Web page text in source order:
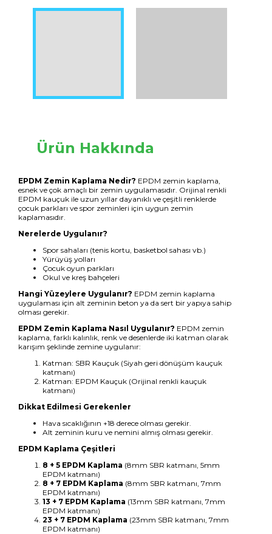
Ürün Hakkında
EPDM Zemin Kaplama Nedir? EPDM zemin kaplama,
esnek ve çok amaçlı bir zemin uygulamasıdır. Orijinal renkli
EPDM kauçuk ile uzun yıllar dayanıklı ve çeşitli renklerde
çocuk parkları ve spor zeminleri için uygun zemin
kaplamasıdır.
Nerelerde Uygulanır?
Spor sahaları (tenis kortu, basketbol sahası vb.)
Yürüyüş yolları
Çocuk oyun parkları
Okul ve kreş bahçeleri
Hangi Yüzeylere Uygulanır? EPDM zemin kaplama
uygulaması için alt zeminin beton ya da sert bir yapıya sahip
olması gerekir.
EPDM Zemin Kaplama Nasıl Uygulanır? EPDM zemin
kaplama, farklı kalınlık, renk ve desenlerde iki katman olarak
karışım şeklinde zemine uygulanır:
Katman: SBR Kauçuk (Siyah geri dönüşüm kauçuk
katmanı)
Katman: EPDM Kauçuk (Orijinal renkli kauçuk
katmanı)
Dikkat Edilmesi Gerekenler
Hava sıcaklığının +18 derece olması gerekir.
Alt zeminin kuru ve nemini almış olması gerekir.
EPDM Kaplama Çeşitleri
8 + 5 EPDM Kaplama (8mm SBR katmanı, 5mm
EPDM katmanı)
8 + 7 EPDM Kaplama (8mm SBR katmanı, 7mm
EPDM katmanı)
13 + 7 EPDM Kaplama (13mm SBR katmanı, 7mm
EPDM katmanı)
23 + 7 EPDM Kaplama (23mm SBR katmanı, 7mm
EPDM katmanı)